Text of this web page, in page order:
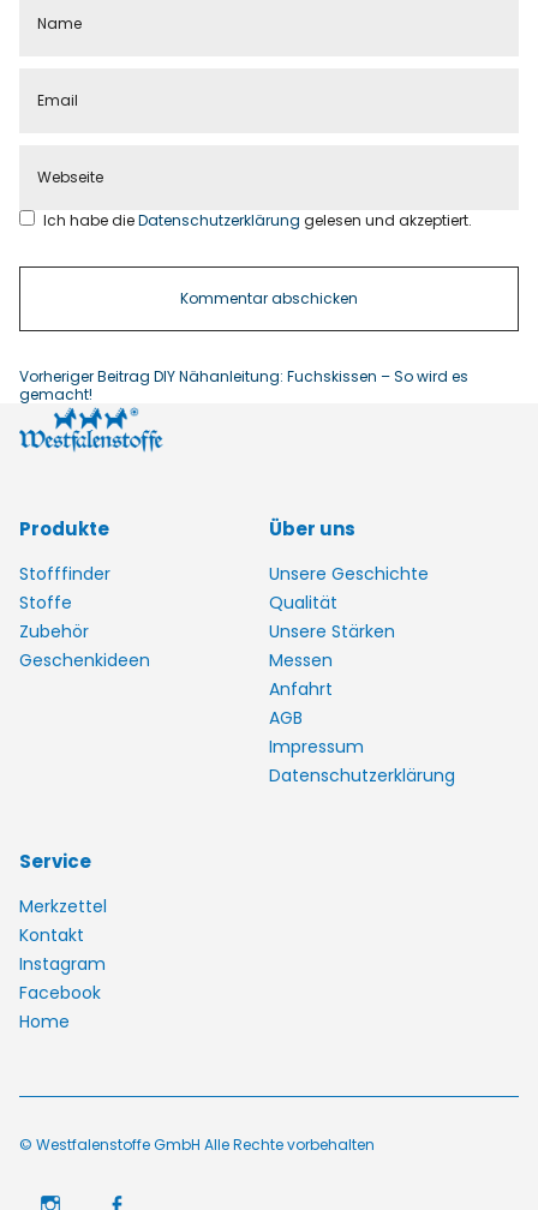
Ich habe dieDatenschutzerklärunggelesen und akzeptiert.
Vorheriger Beitrag DIY Nähanleitung: Fuchskissen – So wird es
gemacht!
Produkte
Stofffinder
Stoffe
Zubehör
Geschenkideen
Über uns
Unsere Geschichte
Qualität
Unsere Stärken
Messen
Anfahrt
AGB
Impressum
Datenschutzerklärung
Service
Merkzettel
Kontakt
Instagram
Facebook
Home
© Westfalenstoffe GmbH Alle Rechte vorbehalten